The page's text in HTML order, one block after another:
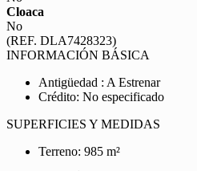
Cloaca
No
(REF. DLA7428323)
INFORMACIÓN BÁSICA
Antigüedad : A Estrenar
Crédito: No especificado
SUPERFICIES Y MEDIDAS
Terreno: 985 m²